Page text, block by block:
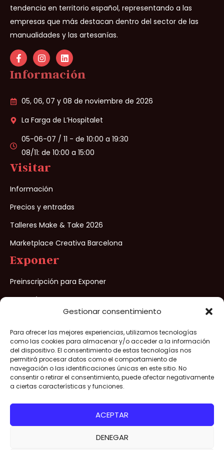
Gestionar consentimiento
Para ofrecer las mejores experiencias, utilizamos tecnologías
como las cookies para almacenar y/o acceder a la información
del dispositivo. El consentimiento de estas tecnologías nos
permitirá procesar datos como el comportamiento de
navegación o las identificaciones únicas en este sitio. No
consentir o retirar el consentimiento, puede afectar negativamente
a ciertas características y funciones.
ACEPTAR
DENEGAR
tendencia en territorio español, representando a las
empresas que más destacan dentro del sector de las
manualidades y las artesanías.
Información
05, 06, 07 y 08 de noviembre de 2026
La Farga de L’Hospitalet
05-06-07 / 11 - de 10:00 a 19:30
08/11: de 10:00 a 15:00
Visitar
Información
Precios y entradas
Talleres Make & Take 2026
Marketplace Creativa Barcelona
Exponer
Preinscripción para Exponer
¿Porqué exponer?
Creativa Barcelona® 2026 – Todos los derechos reservados –
Aviso legal/Política de privacidad/Política de cookies
Condiciones de venta
Organizado por
¡Consigue ya tu entrada